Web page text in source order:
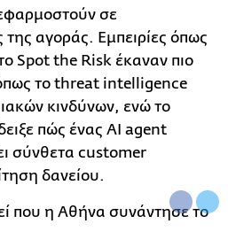
σε
της αγοράς. Εμπειρίες όπως
Spot the Risk έκαναν πιο
το threat intelligence
κινδύνων, ενώ το
πώς ένας AI agent
σύνθετα customer
δανείου.